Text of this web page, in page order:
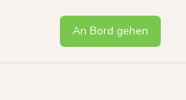
An Bord gehen